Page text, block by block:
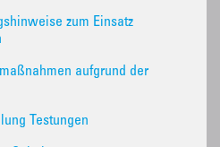
zum Einsatz
aufgrund der
Testungen